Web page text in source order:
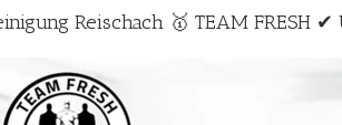
Reischach 🥇 TEAM FRESH